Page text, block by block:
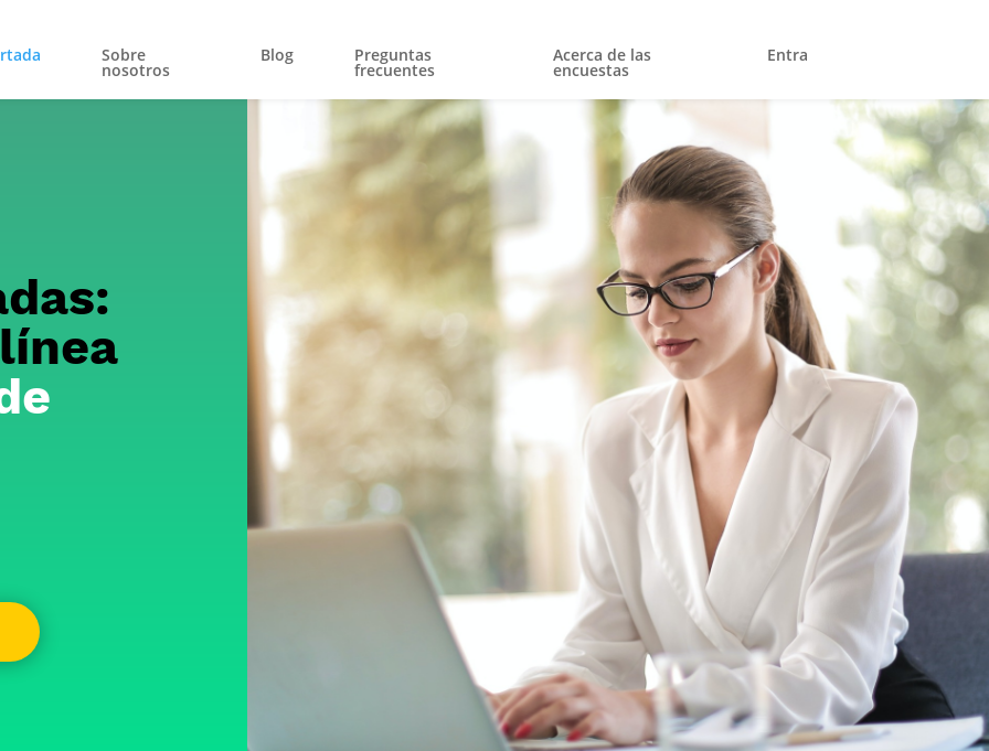
Sobre
nosotros
Blog Preguntas
frecuentes
Acerca de las
encuestas
Entra